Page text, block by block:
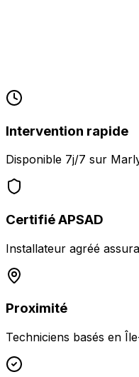
Intervention rapide
Disponible 7j/7 sur
Certifié APSAD
Installateur agréé
Proximité
Techniciens basés en